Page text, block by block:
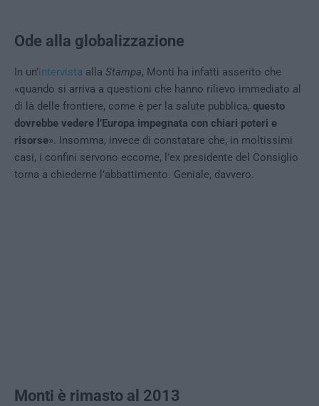
Ode alla globalizzazione
In un’intervista alla Stampa, Monti ha infatti asserito che
«quando si arriva a questioni che hanno rilievo immediato al
di là delle frontiere, come è per la salute pubblica, questo
dovrebbe vedere l’Europa impegnata con chiari poteri e
risorse». Insomma, invece di constatare che, in moltissimi
casi, i confini servono eccome, l’ex presidente del Consiglio
torna a chiederne l’abbattimento. Geniale, davvero.
Monti è rimasto al 2013